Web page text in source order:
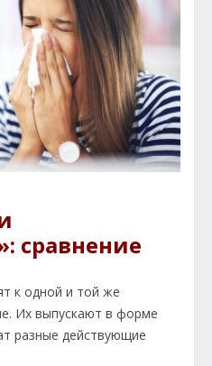
сравнение
к одной и той же
Их выпускают в форме
разные действующие